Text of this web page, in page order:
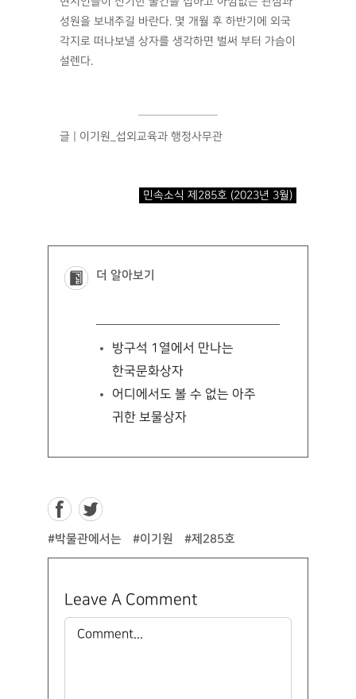
성원을 보내주길 바란다. 몇 개월 후 하반기에 외국
각지로 떠나보낼 상자를 생각하면 벌써 부터 가슴이
설렌다.
글 | 이기원_섭외교육과 행정사무관
민속소식 제285호 (2023년 3월)
더 알아보기
방구석 1열에서 만나는
한국문화상자
어디에서도 볼 수 없는 아주
귀한 보물상자
#박물관에서는 #이기원 #제285호
Leave A Comment
Comment